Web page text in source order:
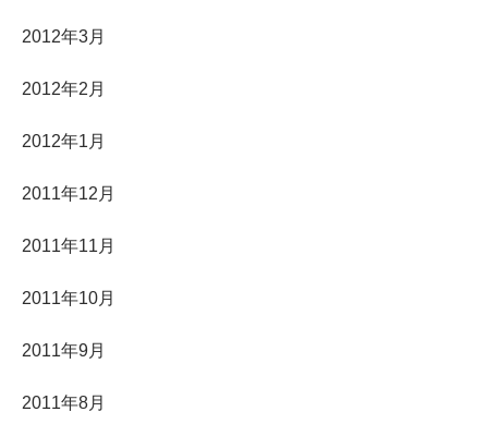
2012年3月
2012年2月
2012年1月
2011年12月
2011年11月
2011年10月
2011年9月
2011年8月